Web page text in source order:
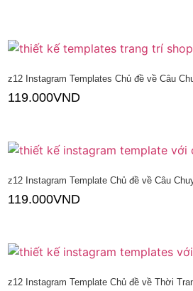
z12 Instagram Templates Chủ đề về Câu
119.000VND
z12 Instagram Template Chủ đề về Câu
119.000VND
z12 Instagram Template Chủ đề về Thời